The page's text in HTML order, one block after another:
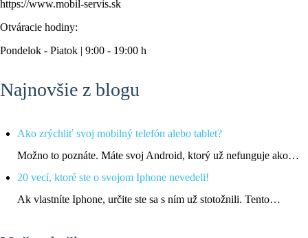
https://www.mobil-servis.sk
Otváracie hodiny:
Pondelok - Piatok | 9:00 - 19:00 h
Najnovšie z blogu
Ako zrýchliť svoj mobilný telefón alebo tablet?
Možno to poznáte. Máte svoj Android, ktorý už nefunguje ako…
20 vecí, ktoré ste o svojom Iphone nevedeli!
Ak vlastníte Iphone, určite ste sa s ním už stotožnili. Tento…